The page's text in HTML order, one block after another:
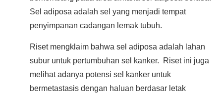
Sel adiposa adalah sel yang menjadi tempat
penyimpanan cadangan lemak tubuh.
Riset mengklaim bahwa sel adiposa adalah lahan
subur untuk pertumbuhan sel kanker. Riset ini juga
melihat adanya potensi sel kanker untuk
bermetastasis dengan haluan berdasar letak